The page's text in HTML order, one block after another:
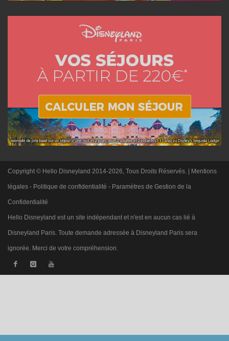
Copyright © Hello Disneyland 2014-2026, Tous Droits Réservés. | Mentions
légales - Politique de confidentialité - Paramètres de Gestion de la
Confidentialité
Hello Disneyland est un site indépendant et n'est en aucun cas lié à
Disneyland Paris. Toute demande adressée à Disneyland Paris sera
ignorée. Merci de votre compréhension.